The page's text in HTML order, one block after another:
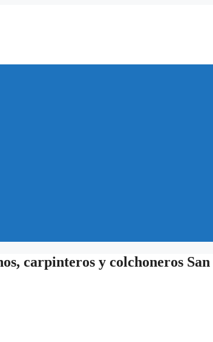
carpinteros y colchoneros San